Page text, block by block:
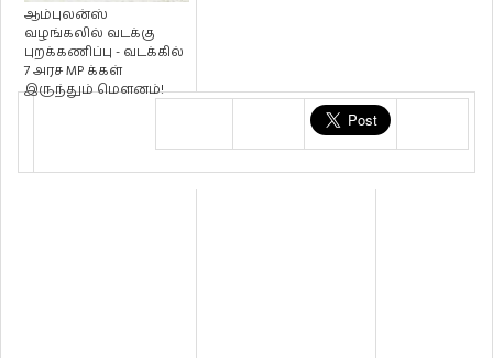
ஆம்புலன்ஸ்
வழங்கலில் வடக்கு
புறக்கணிப்பு - வடக்கில்
7 அரச MP க்கள்
இருந்தும் மௌனம்!